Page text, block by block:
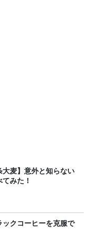
大麦】意外と知らない
てみた！
ックコーヒーを克服で